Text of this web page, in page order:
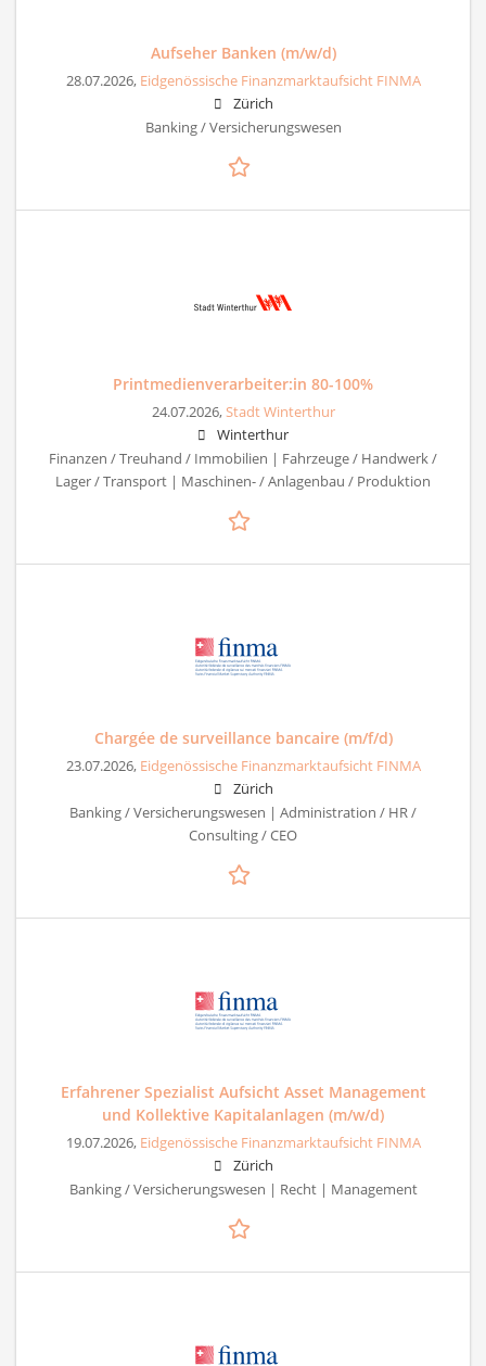
Aufseher Banken (m/w/d)
28.07.2026, Eidgenössische Finanzmarktaufsicht FINMA
Zürich
Banking / Versicherungswesen
Printmedienverarbeiter:in 80-100%
24.07.2026,Stadt Winterthur
Winterthur
Finanzen / Treuhand / Immobilien | Fahrzeuge / Handwerk /
Lager / Transport | Maschinen- / Anlagenbau / Produktion
Chargée de surveillance bancaire (m/f/d)
23.07.2026, Eidgenössische Finanzmarktaufsicht FINMA
Zürich
Banking / Versicherungswesen | Administration / HR /
Consulting / CEO
Erfahrener Spezialist Aufsicht Asset Management
und Kollektive Kapitalanlagen (m/w/d)
19.07.2026, Eidgenössische Finanzmarktaufsicht FINMA
Zürich
Banking / Versicherungswesen | Recht | Management